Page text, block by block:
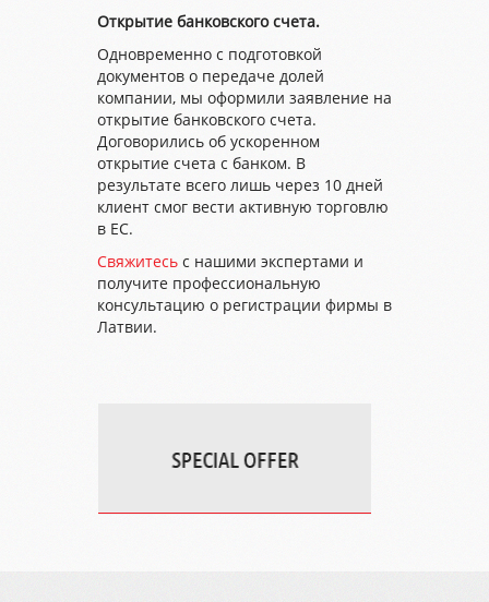
Открытие банковского счета.
Одновременно с подготовкой
документов о передаче долей
компании, мы оформили заявление на
открытие банковского счета.
Договорились об ускоренном
открытие счета с банком. В
результате всего лишь через 10 дней
клиент смог вести активную торговлю
в ЕС.
Свяжитесь с нашими экспертами и
получите профессиональную
консультацию о регистрации фирмы в
Латвии.